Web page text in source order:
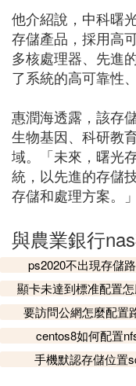
他介紹說，中科曙
存儲產品，採用高
多核處理器、先進
了系統的高可靠性
惠潤海透露，該存
生物基因、科研教
域。「未來，曙光
統，以先進的存儲
存儲和處理方案。
與農業銀行
ps2020不出現存儲
顯卡未達到標准配置
要訪問公網怎麼配置
centos8如何配置
手機默認存儲位置